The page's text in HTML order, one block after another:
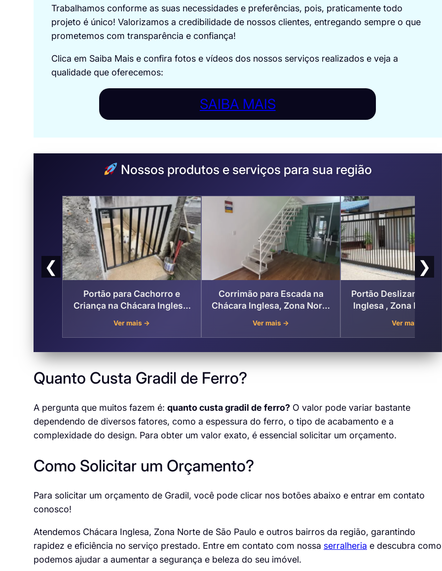
Trabalhamos conforme as suas necessidades e preferências, pois, praticamente todo
projeto é único! Valorizamos a credibilidade de nossos clientes, entregando sempre o que
prometemos com transparência e confiança!
Clica em Saiba Mais e confira fotos e vídeos dos nossos serviços realizados e veja a
qualidade que oferecemos:
SAIBA MAIS
Nossos produtos e serviços para sua região
❮
Portão para Cachorro e
Criança na Chácara Inglesa,
Ver mais →
Corrimão para Escada na
Chácara Inglesa, Zona Norte
Ver mais →
Portão Deslizante –
Inglesa , Zona Norte
Ver mais →
❯
Quanto Custa Gradil de Ferro?
A pergunta que muitos fazem é: quanto custa gradil de ferro?O valor pode variar bastante
dependendo de diversos fatores, como a espessura do ferro, o tipo de acabamento e a
complexidade do design. Para obter um valor exato, é essencial solicitar um orçamento.
Como Solicitar um Orçamento?
Para solicitar um orçamento de Gradil, você pode clicar nos botões abaixo e entrar em contato
conosco!
Atendemos Chácara Inglesa, Zona Norte de São Paulo e outros bairros da região, garantindo
rapidez e eficiência no serviço prestado. Entre em contato com nossa serralheria e descubra como
podemos ajudar a aumentar a segurança e beleza do seu imóvel.